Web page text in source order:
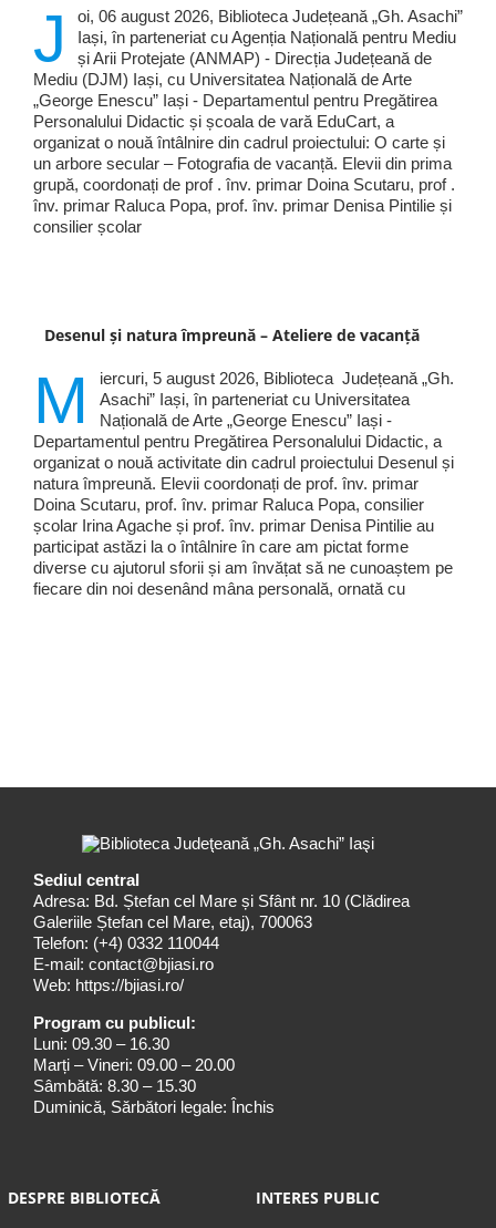
J
oi, 06 august 2026, Biblioteca Județeană „Gh. Asachi”
Iași, în parteneriat cu Agenția Națională pentru Mediu
și Arii Protejate (ANMAP) - Direcția Județeană de
Mediu (DJM) Iași, cu Universitatea Națională de Arte
„George Enescu” Iași - Departamentul pentru Pregătirea
Personalului Didactic și școala de vară EduCart, a
organizat o nouă întâlnire din cadrul proiectului: O carte și
un arbore secular – Fotografia de vacanță. Elevii din prima
grupă, coordonați de prof . înv. primar Doina Scutaru, prof .
înv. primar Raluca Popa, prof. înv. primar Denisa Pintilie și
consilier școlar
Desenul și natura împreună – Ateliere de vacanță
M
iercuri, 5 august 2026, Biblioteca Județeană „Gh.
Asachi” Iași, în parteneriat cu Universitatea
Națională de Arte „George Enescu” Iași -
Departamentul pentru Pregătirea Personalului Didactic, a
organizat o nouă activitate din cadrul proiectului Desenul și
natura împreună. Elevii coordonați de prof. înv. primar
Doina Scutaru, prof. înv. primar Raluca Popa, consilier
școlar Irina Agache și prof. înv. primar Denisa Pintilie au
participat astăzi la o întâlnire în care am pictat forme
diverse cu ajutorul sforii și am învățat să ne cunoaștem pe
fiecare din noi desenând mâna personală, ornată cu
Sediul central
Adresa: Bd. Ștefan cel Mare și Sfânt nr. 10 (Clădirea
Galeriile Ștefan cel Mare, etaj), 700063
Telefon: (+4) 0332 110044
E-mail: contact@bjiasi.ro
Web: https://bjiasi.ro/
Program cu publicul:
Luni: 09.30 – 16.30
Marți – Vineri: 09.00 – 20.00
Sâmbătă: 8.30 – 15.30
Duminică, Sărbători legale: Închis
DESPRE BIBLIOTECĂ INTERES PUBLIC